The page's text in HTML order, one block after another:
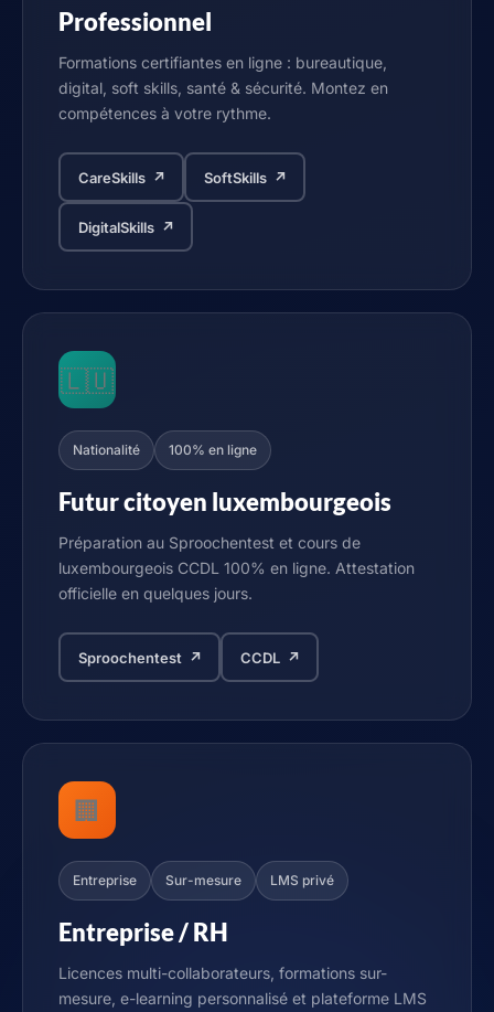
Professionnel
Formations certifiantes en ligne : bureautique,
digital, soft skills, santé & sécurité. Montez en
compétences à votre rythme.
CareSkills ↗ SoftSkills ↗
DigitalSkills ↗
🇱🇺
Nationalité 100% en ligne
Futur citoyen luxembourgeois
Préparation au Sproochentest et cours de
luxembourgeois CCDL 100% en ligne. Attestation
officielle en quelques jours.
Sproochentest ↗ CCDL ↗
🏢
Entreprise Sur-mesure LMS privé
Entreprise / RH
Licences multi-collaborateurs, formations sur-
mesure, e-learning personnalisé et plateforme LMS